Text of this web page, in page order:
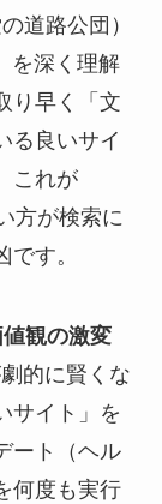
道路公団）
を深く理解
り早く「文
る良いサイ
これが
方が検索に
す。
観の激変
的に賢くな
サイト」を
ート（ヘル
何度も実行